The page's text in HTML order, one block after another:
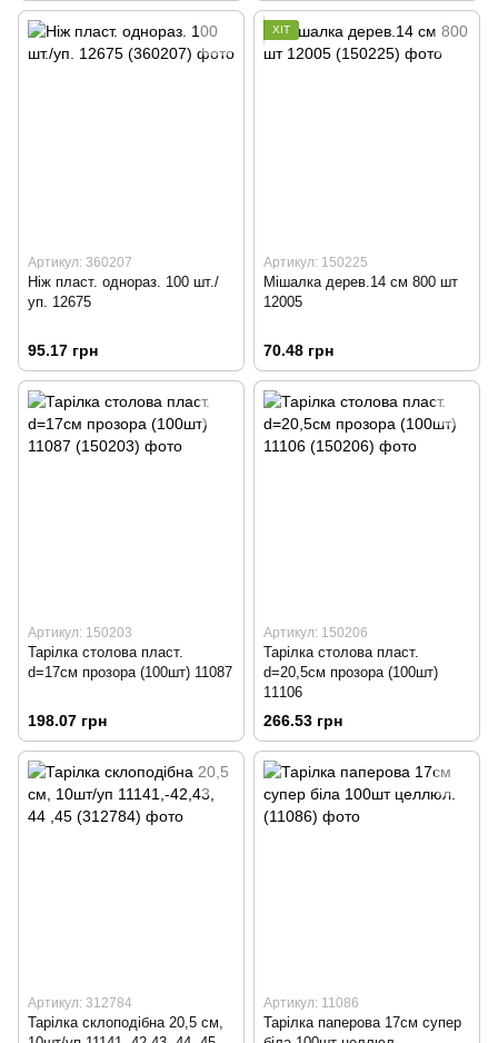
Артикул: 360207
Ніж пласт. однораз. 100 шт./
уп. 12675
95.17 грн
ХІТ
Артикул: 150225
Мішалка дерев.14 см 800 шт
12005
70.48 грн
Артикул: 150203
Тарілка столова пласт.
d=17см прозора (100шт) 11087
198.07 грн
Артикул: 150206
Тарілка столова пласт.
d=20,5см прозора (100шт)
11106
266.53 грн
Артикул: 312784
Тарілка склоподібна 20,5 см,
Артикул: 11086
Тарілка паперова 17см супер